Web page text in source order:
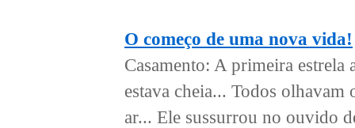
O começo de uma nova vida!
Casamento: A primeira
estava cheia... Todos
ar... Ele sussurrou no ouvido